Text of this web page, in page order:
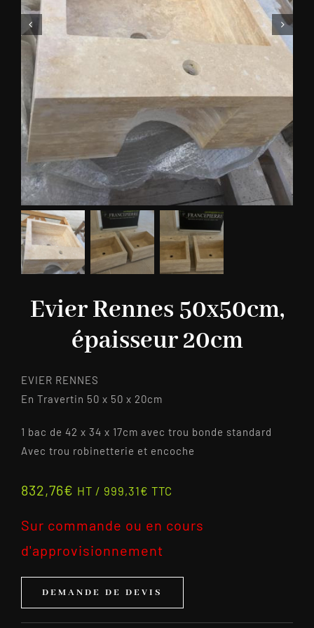
Evier Rennes 50x50cm,
épaisseur 20cm
EVIER RENNES
En Travertin 50 x 50 x 20cm
1 bac de 42 x 34 x 17cm avec trou bonde standard
Avec trou robinetterie et encoche
832,76€ HT / 999,31€ TTC
Sur commande ou en cours
d'approvisionnement
DEMANDE DE DEVIS